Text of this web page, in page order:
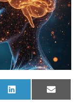
LinkedIn
Email